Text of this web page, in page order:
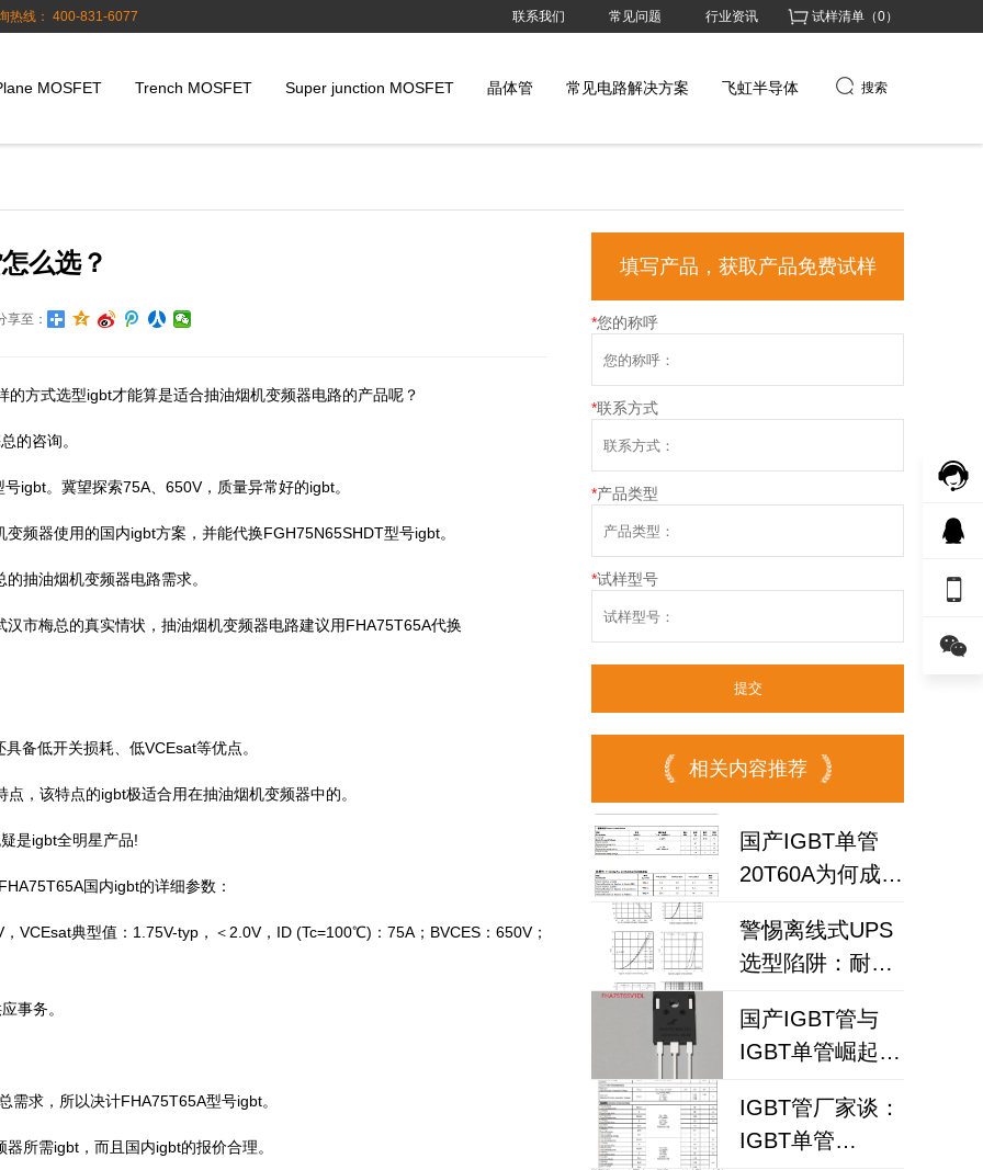
热线： 400-831-6077 联系我们 常见问题 行业资讯 试样清单（0）
MOSFET Trench MOSFET Super junction MOSFET 晶体管 常见电路解决方案 飞虹半导体 搜索
么选？
享至：
方式选型igbt才能算是适合抽油烟机变频器电路的产品呢？
的咨询。
igbt。冀望探索75A、650V，质量异常好的igbt。
频器使用的国内igbt方案，并能代换FGH75N65SHDT型号igbt。
抽油烟机变频器电路需求。
市梅总的真实情状，抽油烟机变频器电路建议用FHA75T65A代换
备低开关损耗、低VCEsat等优点。
，该特点的igbt极适合用在抽油烟机变频器中的。
是igbt全明星产品!
国内igbt的详细参数：
VCEsat典型值：1.75V-typ，＜2.0V，ID (Tc=100℃)：75A；BVCES：650V；
事务。
求，所以决计FHA75T65A型号igbt。
所需igbt，而且国内igbt的报价合理。
填写产品，获取产品免费试样
*您的称呼
*联系方式
*产品类型
*试样型号
相关内容推荐
国产IGBT单管
20T60A为何成为
能电源优选？
警惕离线式UPS
选型陷阱：耐压
FHA25T120A如
何破解散热失效
风险？
国产IGBT管与
IGBT单管崛起：
为何赢得工程师
青睐？igbt单管
IGBT管厂家谈：
IGBT单管

